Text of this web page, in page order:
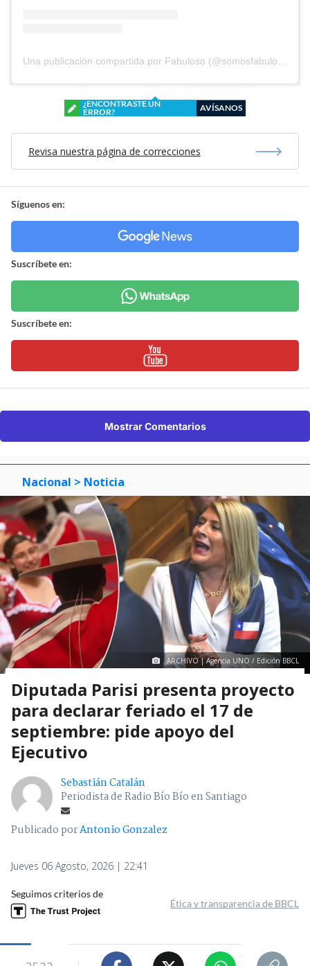
Una publicación compartida por Fabuloso (@somosfabuloso)
¿ENCONTRASTE UN
ERROR?
AVÍSANOS
Revisa nuestra página de correcciones
Síguenos en:
Suscríbete en:
Suscríbete en:
Mostrar Comentarios
Nacional > Noticia
ARCHIVO | Agencia UNO / Edición BBCL
Diputada Parisi presenta proyecto
para declarar feriado el 17 de
septiembre: pide apoyo del
Ejecutivo
Sebastián Catalán
Periodista de Radio Bío Bío en Santiago
Publicado porAntonio Gonzalez
Jueves 06 Agosto, 2026 | 22:41
Seguimos criterios de
Ética y transparencia de BBCL